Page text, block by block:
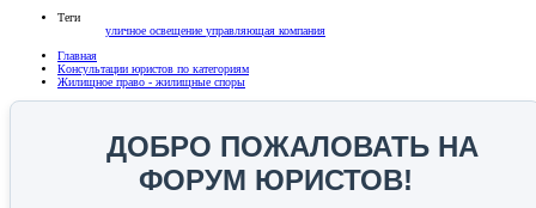
Теги
уличное освещение управляющая компания
Главная
Консультации юристов по категориям
Жилищное право - жилищные споры
ДОБРО ПОЖАЛОВАТЬ НА
ФОРУМ ЮРИСТОВ!